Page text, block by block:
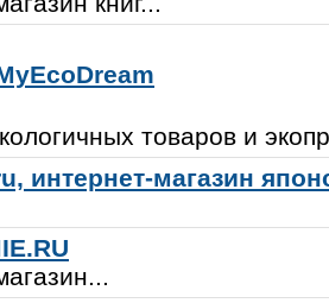
товаров и
интернет-магазин